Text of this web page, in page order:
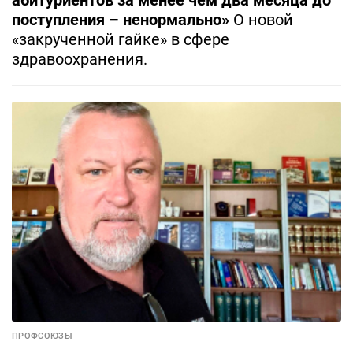
поступления – ненормально» О новой
«закрученной гайке» в сфере
здравоохранения.
ПРОФСОЮЗЫ